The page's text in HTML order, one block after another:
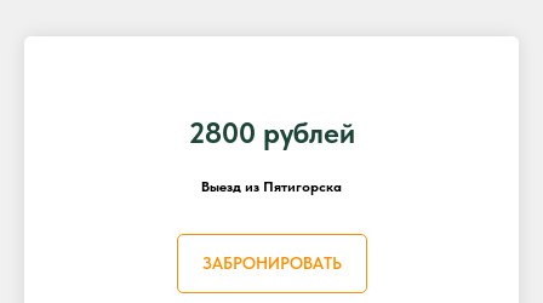
2800 рублей
Выезд из Пятигорска
ЗАБРОНИРОВАТЬ